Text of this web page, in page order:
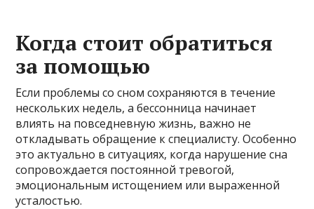
Когда стоит обратиться
за помощью
Если проблемы со сном сохраняются в течение
нескольких недель, а бессонница начинает
влиять на повседневную жизнь, важно не
откладывать обращение к специалисту. Особенно
это актуально в ситуациях, когда нарушение сна
сопровождается постоянной тревогой,
эмоциональным истощением или выраженной
усталостью.